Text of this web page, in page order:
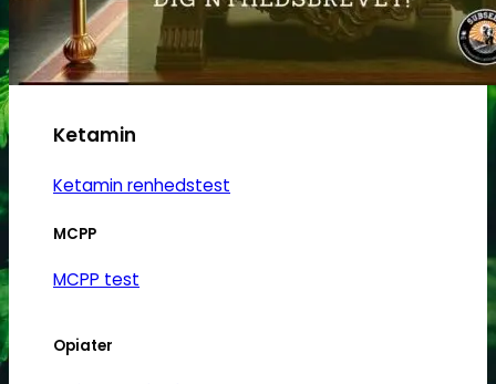
GHB/Hætter
GHB/Hætter renhedstest
Ketamin
Ketamin renhedstest
MCPP
MCPP test
Opiater